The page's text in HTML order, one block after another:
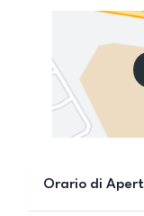
Orario di